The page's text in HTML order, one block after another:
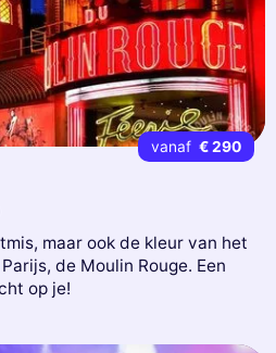
vanaf € 290
maar ook de kleur van het
de Moulin Rouge. Een
op je!